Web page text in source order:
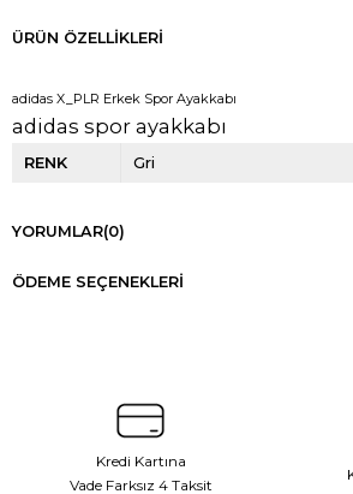
ÜRÜN ÖZELLIKLERI
adidas X_PLR Erkek Spor Ayakkabı
adidas spor ayakkabı
RENK Gri
YORUMLAR(0)
ÖDEME SEÇENEKLERI
Kredi Kartına
Vade Farksız 4 Taksit